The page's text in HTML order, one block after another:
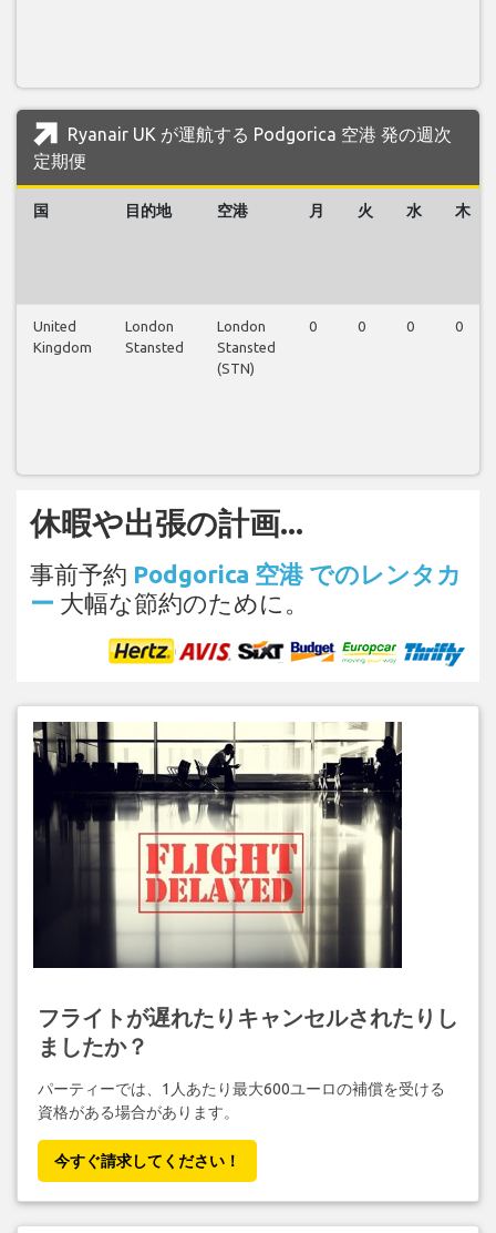
Ryanair UK が運航する Podgorica 空港 発の週次
定期便
国 目的地 空港 月 火 水 木
United
Kingdom
London
Stansted
London
Stansted
(STN)
0 0 0 0
休暇や出張の計画...
事前予約 Podgorica 空港 でのレンタカ
ー 大幅な節約のために。
フライトが遅れたりキャンセルされたりし
ましたか？
パーティーでは、1人あたり最大600ユーロの補償を受ける
資格がある場合があります。
今すぐ請求してください！